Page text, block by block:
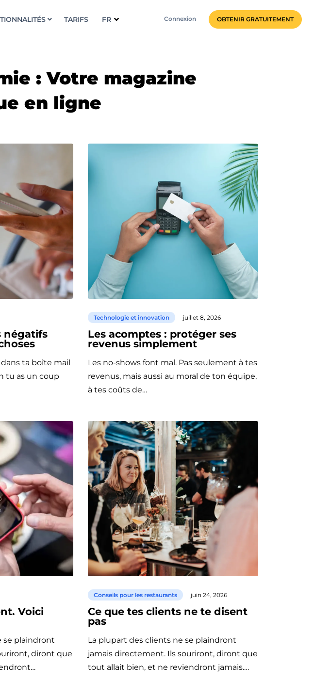
TARIFS FR Connexion OBTENIR GRATUITEMENT
: Votre magazine
en ligne
négatifs
ta boîte mail
tu as un coup
Technologie et innovation juillet 8, 2026
Les acomptes : protéger ses
revenus simplement
Les no-shows font mal. Pas seulement à tes
revenus, mais aussi au moral de ton équipe,
à tes coûts de…
Voici
se plaindront
diront que
Conseils pour les restaurants juin 24, 2026
Ce que tes clients ne te disent
pas
La plupart des clients ne se plaindront
jamais directement. Ils souriront, diront que
tout allait bien, et ne reviendront jamais.…